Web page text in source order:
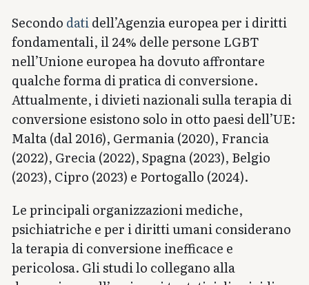
Secondo datidell’Agenzia europea per i diritti
fondamentali, il 24% delle persone LGBT
nell’Unione europea ha dovuto affrontare
qualche forma di pratica di conversione.
Attualmente, i divieti nazionali sulla terapia di
conversione esistono solo in otto paesi dell’UE:
Malta (dal 2016), Germania (2020), Francia
(2022), Grecia (2022), Spagna (2023), Belgio
(2023), Cipro (2023) e Portogallo (2024).
Le principali organizzazioni mediche,
psichiatriche e per i diritti umani considerano
la terapia di conversione inefficace e
pericolosa. Gli studi lo collegano alla